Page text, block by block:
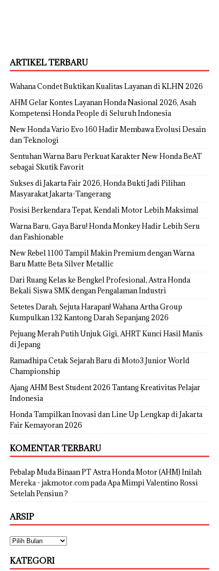
ARTIKEL TERBARU
Wahana Condet Buktikan Kualitas Layanan di KLHN 2026
AHM Gelar Kontes Layanan Honda Nasional 2026, Asah
Kompetensi Honda People di Seluruh Indonesia
New Honda Vario Evo 160 Hadir Membawa Evolusi Desain
dan Teknologi
Sentuhan Warna Baru Perkuat Karakter New Honda BeAT
sebagai Skutik Favorit
Sukses di Jakarta Fair 2026, Honda Bukti Jadi Pilihan
Masyarakat Jakarta-Tangerang
Posisi Berkendara Tepat, Kendali Motor Lebih Maksimal
Warna Baru, Gaya Baru! Honda Monkey Hadir Lebih Seru
dan Fashionable
New Rebel 1100 Tampil Makin Premium dengan Warna
Baru Matte Beta Silver Metallic
Dari Ruang Kelas ke Bengkel Profesional, Astra Honda
Bekali Siswa SMK dengan Pengalaman Industri
Setetes Darah, Sejuta Harapan! Wahana Artha Group
Kumpulkan 132 Kantong Darah Sepanjang 2026
Pejuang Merah Putih Unjuk Gigi, AHRT Kunci Hasil Manis
di Jepang
Ramadhipa Cetak Sejarah Baru di Moto3 Junior World
Championship
Ajang AHM Best Student 2026 Tantang Kreativitas Pelajar
Indonesia
Honda Tampilkan Inovasi dan Line Up Lengkap di Jakarta
Fair Kemayoran 2026
KOMENTAR TERBARU
Pebalap Muda Binaan PT Astra Honda Motor (AHM) Inilah
Mereka - jakmotor.compadaApa Mimpi Valentino Rossi
Setelah Pensiun ?
ARSIP
KATEGORI